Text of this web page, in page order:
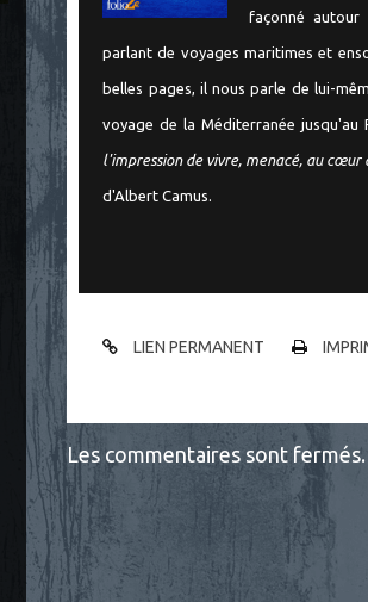
façonné autour
parlant de voyages maritimes et
belles pages, il nous parle de lui-
voyage de la Méditerranée jusqu'au
l'impression de vivre, menacé, au cœur
d'Albert Camus.
LIEN PERMANENT
Les commentaires sont fermés.